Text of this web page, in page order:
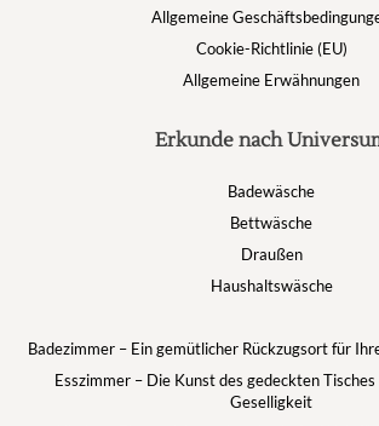
Allgemeine
Cookie-Richtlinie (EU)
Allgemeine Erwähnungen
Erkunde nach
Badewäsche
Bettwäsche
Draußen
Haushaltswäsche
Badezimmer – Ein gemütlicher Rückzugsort für
Esszimmer – Die Kunst des gedeckten
Geselligkeit